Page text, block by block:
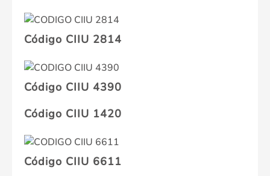
Código CIIU 2814
Código CIIU 4390
Código CIIU 1420
Código CIIU 6611